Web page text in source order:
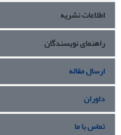
اطلاعات نشریه
راهنمای نویسندگان
ارسال مقاله
داوران
تماس با ما